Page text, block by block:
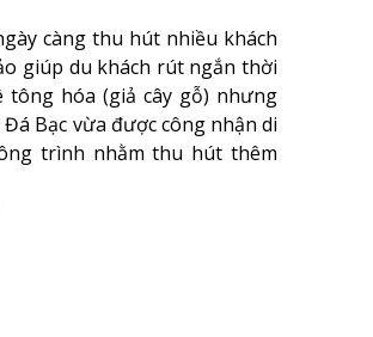
càng thu hút nhiều khách
giúp du khách rút ngắn thời
tông hóa (giả cây gỗ) nhưng
Bạc vừa được công nhận di
trình nhằm thu hút thêm